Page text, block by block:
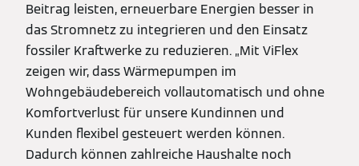
Beitrag leisten, erneuerbare Energien besser in
das Stromnetz zu integrieren und den Einsatz
fossiler Kraftwerke zu reduzieren. „Mit ViFlex
zeigen wir, dass Wärmepumpen im
Wohngebäudebereich vollautomatisch und ohne
Komfortverlust für unsere Kundinnen und
Kunden flexibel gesteuert werden können.
Dadurch können zahlreiche Haushalte noch